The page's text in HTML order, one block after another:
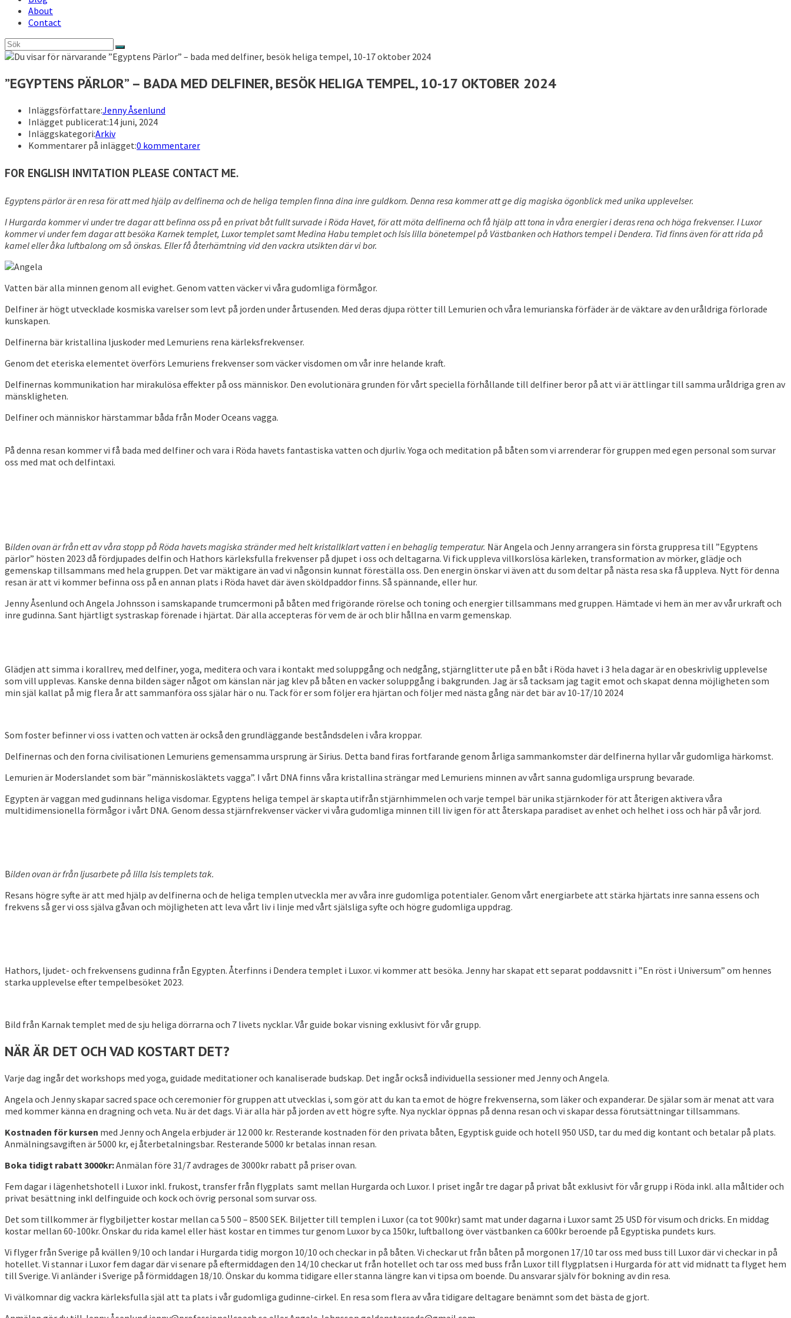
About
Contact
”EGYPTENS PÄRLOR” – BADA MED DELFINER, BESÖK HELIGA TEMPEL, 10-17 OKTOBER 2024
Inläggsförfattare:Jenny Åsenlund
Inlägget publicerat:14 juni, 2024
Inläggskategori:Arkiv
Kommentarer på inlägget:0 kommentarer
FOR ENGLISH INVITATION PLEASE CONTACT ME.
Egyptens pärlor är en resa för att med hjälp av delfinerna och de heliga templen finna dina inre guldkorn. Denna resa kommer att ge dig magiska ögonblick med unika upplevelser.
I Hurgarda kommer vi under tre dagar att befinna oss på en privat båt fullt survade i Röda Havet, för att möta delfinerna och få hjälp att tona in våra energier i deras rena och höga frekvenser. I Luxor
kommer vi under fem dagar att besöka Karnek templet, Luxor templet samt Medina Habu templet och Isis lilla bönetempel på Västbanken och Hathors tempel i Dendera. Tid finns även för att rida på
kamel eller åka luftbalong om så önskas. Eller få återhämtning vid den vackra utsikten där vi bor.
Vatten bär alla minnen genom all evighet. Genom vatten väcker vi våra gudomliga förmågor.
Delfiner är högt utvecklade kosmiska varelser som levt på jorden under årtusenden. Med deras djupa rötter till Lemurien och våra lemurianska förfäder är de väktare av den uråldriga förlorade
kunskapen.
Delfinerna bär kristallina ljuskoder med Lemuriens rena kärleksfrekvenser.
Genom det eteriska elementet överförs Lemuriens frekvenser som väcker visdomen om vår inre helande kraft.
Delfinernas kommunikation har mirakulösa effekter på oss människor. Den evolutionära grunden för vårt speciella förhållande till delfiner beror på att vi är ättlingar till samma uråldriga gren av
mänskligheten.
Delfiner och människor härstammar båda från Moder Oceans vagga.
På denna resan kommer vi få bada med delfiner och vara i Röda havets fantastiska vatten och djurliv. Yoga och meditation på båten som vi arrenderar för gruppen med egen personal som survar
oss med mat och delfintaxi.
Bilden ovan är från ett av våra stopp på Röda havets magiska stränder med helt kristallklart vatten i en behaglig temperatur. När Angela och Jenny arrangera sin första gruppresa till ”Egyptens
pärlor” hösten 2023 då fördjupades delfin och Hathors kärleksfulla frekvenser på djupet i oss och deltagarna. Vi fick uppleva villkorslösa kärleken, transformation av mörker, glädje och
gemenskap tillsammans med hela gruppen. Det var mäktigare än vad vi någonsin kunnat föreställa oss. Den energin önskar vi även att du som deltar på nästa resa ska få uppleva. Nytt för denna
resan är att vi kommer befinna oss på en annan plats i Röda havet där även sköldpaddor finns. Så spännande, eller hur.
Jenny Åsenlund och Angela Johnsson i samskapande trumcermoni på båten med frigörande rörelse och toning och energier tillsammans med gruppen. Hämtade vi hem än mer av vår urkraft och
inre gudinna. Sant hjärtligt systraskap förenade i hjärtat. Där alla accepteras för vem de är och blir hållna en varm gemenskap.
Glädjen att simma i korallrev, med delfiner, yoga, meditera och vara i kontakt med soluppgång och nedgång, stjärnglitter ute på en båt i Röda havet i 3 hela dagar är en obeskrivlig upplevelse
som vill upplevas. Kanske denna bilden säger något om känslan när jag klev på båten en vacker soluppgång i bakgrunden. Jag är så tacksam jag tagit emot och skapat denna möjligheten som
min själ kallat på mig flera år att sammanföra oss själar här o nu. Tack för er som följer era hjärtan och följer med nästa gång när det bär av 10-17/10 2024
Som foster befinner vi oss i vatten och vatten är också den grundläggande beståndsdelen i våra kroppar.
Delfinernas och den forna civilisationen Lemuriens gemensamma ursprung är Sirius. Detta band firas fortfarande genom årliga sammankomster där delfinerna hyllar vår gudomliga härkomst.
Lemurien är Moderslandet som bär ”människosläktets vagga”. I vårt DNA finns våra kristallina strängar med Lemuriens minnen av vårt sanna gudomliga ursprung bevarade.
Egypten är vaggan med gudinnans heliga visdomar. Egyptens heliga tempel är skapta utifrån stjärnhimmelen och varje tempel bär unika stjärnkoder för att återigen aktivera våra
multidimensionella förmågor i vårt DNA. Genom dessa stjärnfrekvenser väcker vi våra gudomliga minnen till liv igen för att återskapa paradiset av enhet och helhet i oss och här på vår jord.
Bilden ovan är från ljusarbete på lilla Isis templets tak.
Resans högre syfte är att med hjälp av delfinerna och de heliga templen utveckla mer av våra inre gudomliga potentialer. Genom vårt energiarbete att stärka hjärtats inre sanna essens och
frekvens så ger vi oss själva gåvan och möjligheten att leva vårt liv i linje med vårt själsliga syfte och högre gudomliga uppdrag.
Hathors, ljudet- och frekvensens gudinna från Egypten. Återfinns i Dendera templet i Luxor. vi kommer att besöka. Jenny har skapat ett separat poddavsnitt i ”En röst i Universum” om hennes
starka upplevelse efter tempelbesöket 2023.
Bild från Karnak templet med de sju heliga dörrarna och 7 livets nycklar. Vår guide bokar visning exklusivt för vår grupp.
NÄR ÄR DET OCH VAD KOSTART DET?
Varje dag ingår det workshops med yoga, guidade meditationer och kanaliserade budskap. Det ingår också individuella sessioner med Jenny och Angela.
Angela och Jenny skapar sacred space och ceremonier för gruppen att utvecklas i, som gör att du kan ta emot de högre frekvenserna, som läker och expanderar. De själar som är menat att vara
med kommer känna en dragning och veta. Nu är det dags. Vi är alla här på jorden av ett högre syfte. Nya nycklar öppnas på denna resan och vi skapar dessa förutsättningar tillsammans.
Kostnaden för kursen med Jenny och Angela erbjuder är 12 000 kr. Resterande kostnaden för den privata båten, Egyptisk guide och hotell 950 USD, tar du med dig kontant och betalar på plats.
Anmälningsavgiften är 5000 kr, ej återbetalningsbar. Resterande 5000 kr betalas innan resan.
Boka tidigt rabatt 3000kr:Anmälan före 31/7 avdrages de 3000kr rabatt på priser ovan.
Fem dagar i lägenhetshotell i Luxor inkl. frukost, transfer från flygplats samt mellan Hurgarda och Luxor. I priset ingår tre dagar på privat båt exklusivt för vår grupp i Röda inkl. alla måltider och
privat besättning inkl delfinguide och kock och övrig personal som survar oss.
Det som tillkommer är flygbiljetter kostar mellan ca 5 500 – 8500 SEK. Biljetter till templen i Luxor (ca tot 900kr) samt mat under dagarna i Luxor samt 25 USD för visum och dricks. En middag
kostar mellan 60-100kr. Önskar du rida kamel eller häst kostar en timmes tur genom Luxor by ca 150kr, luftballong över västbanken ca 600kr beroende på Egyptiska pundets kurs.
Vi flyger från Sverige på kvällen 9/10 och landar i Hurgarda tidig morgon 10/10 och checkar in på båten. Vi checkar ut från båten på morgonen 17/10 tar oss med buss till Luxor där vi checkar in på
hotellet. Vi stannar i Luxor fem dagar där vi senare på eftermiddagen den 14/10 checkar ut från hotellet och tar oss med buss från Luxor till flygplatsen i Hurgarda för att vid midnatt ta flyget hem
till Sverige. Vi anländer i Sverige på förmiddagen 18/10. Önskar du komma tidigare eller stanna längre kan vi tipsa om boende. Du ansvarar själv för bokning av din resa.
Vi välkomnar dig vackra kärleksfulla själ att ta plats i vår gudomliga gudinne-cirkel. En resa som flera av våra tidigare deltagare benämnt som det bästa de gjort.